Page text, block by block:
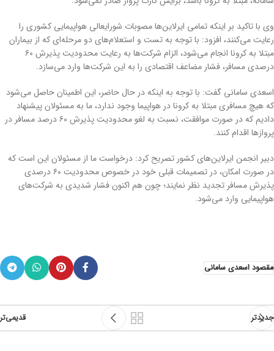
وی با تاکید بر اینکه تمامی ایرلاین‌ها مصوبات شورایعالی هواپیمایی کشوری را
رعایت می‌کنند، افزود: با توجه به تست و استعلام‌های دو مرحله‌ای که از بیماران
مبتلا به کرونا انجام می‌شود، الزام شرکت‌ها به رعایت محدودیت پذیرش ۶۰
درصدی مسافر، فشار مضاعف اقتصادی را به این شرکت‌ها وارد می‌سازد.
اسعدی سامانی گفت: با توجه به اینکه در حال حاضر، این اطمینان حاصل می‌شود
که هیچ مسافری مبتلا به کرونا در هواپیما وجود ندارد، ما به مسئولان پیشنهاد
دادیم که در صورت موافقت، نسبت به لغو محدودیت پذیرش ۶۰ درصد مسافر در
پروازها اقدام کنند.
دبیر انجمن ایرلاین‌های کشور تصریح کرد: درخواست ما از مسئولان این است که
در صورت امکان، در تصمیمات قبلی خود در خصوص محدودیت ۶۰ درصدی
پذیرش مسافر تجدید نظر نمایند؛ چون هم اکنون فشار شدیدی به شرکت‌های
هواپیمایی وارد می‌شود.
مقصود اسعدی سامانی
جدیدتر قدیمی‌تر